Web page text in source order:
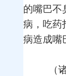
的嘴巴不
病，吃药
病造成嘴
（